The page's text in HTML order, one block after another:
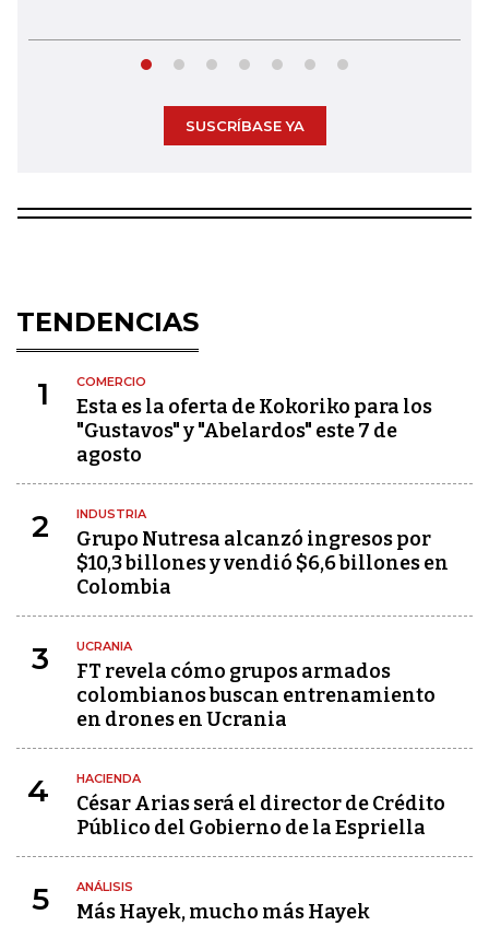
SUSCRÍBASE YA
TENDENCIAS
1 COMERCIO
Esta es la oferta de Kokoriko para los
"Gustavos" y "Abelardos" este 7 de
agosto
2 INDUSTRIA
Grupo Nutresa alcanzó ingresos por
$10,3 billones y vendió $6,6 billones en
Colombia
3 UCRANIA
FT revela cómo grupos armados
colombianos buscan entrenamiento
en drones en Ucrania
4 HACIENDA
César Arias será el director de Crédito
Público del Gobierno de la Espriella
5 ANÁLISIS
Más Hayek, mucho más Hayek